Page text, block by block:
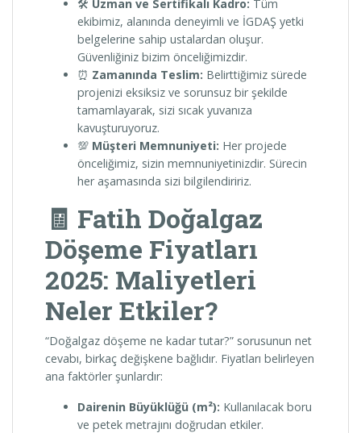
🛠️ Uzman ve Sertifikalı Kadro: Tüm
ekibimiz, alanında deneyimli ve İGDAŞ yetki
belgelerine sahip ustalardan oluşur.
Güvenliğiniz bizim önceliğimizdir.
⏰ Zamanında Teslim: Belirttiğimiz sürede
projenizi eksiksiz ve sorunsuz bir şekilde
tamamlayarak, sizi sıcak yuvanıza
kavuşturuyoruz.
💯 Müşteri Memnuniyeti: Her projede
önceliğimiz, sizin memnuniyetinizdir. Sürecin
her aşamasında sizi bilgilendiririz.
🧾 Fatih Doğalgaz
Döşeme Fiyatları
2025: Maliyetleri
Neler Etkiler?
“Doğalgaz döşeme ne kadar tutar?” sorusunun net
cevabı, birkaç değişkene bağlıdır. Fiyatları belirleyen
ana faktörler şunlardır:
Dairenin Büyüklüğü (m²): Kullanılacak boru
ve petek metrajını doğrudan etkiler.